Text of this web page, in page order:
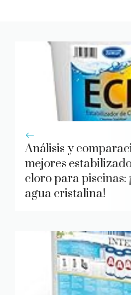
Análisis y
mejores
cloro para piscinas:
agua cristalina!